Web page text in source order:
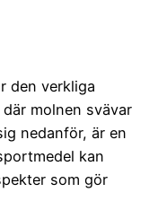
den verkliga
molnen svävar
nedanför, är en
kan
som gör